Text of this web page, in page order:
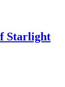
Starlight